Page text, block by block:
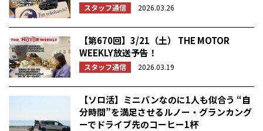
スタッフ通信 2026.03.26
【第670回】3/21（土） THE MOTOR
WEEKLY放送予告！
スタッフ通信 2026.03.19
【ソロ活】ミニバンなのに1人も似合う “自
分時間”を満足させるルノー・グランカング
ーでドライブ先のコーヒー1杯